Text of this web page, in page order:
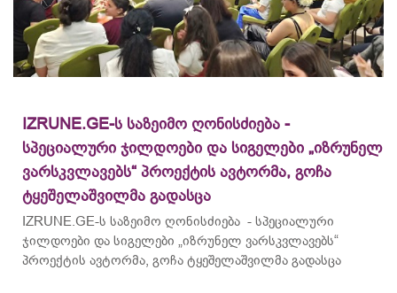
IZRUNE.GE-ს საზეიმო ღონისძიება -
სპეციალური ჯილდოები და სიგელები „იზრუნელ
ვარსკვლავებს“ პროექტის ავტორმა, გოჩა
ტყეშელაშვილმა გადასცა
IZRUNE.GE-ს საზეიმო ღონისძიება - სპეციალური
ჯილდოები და სიგელები „იზრუნელ ვარსკვლავებს“
პროექტის ავტორმა, გოჩა ტყეშელაშვილმა გადასცა